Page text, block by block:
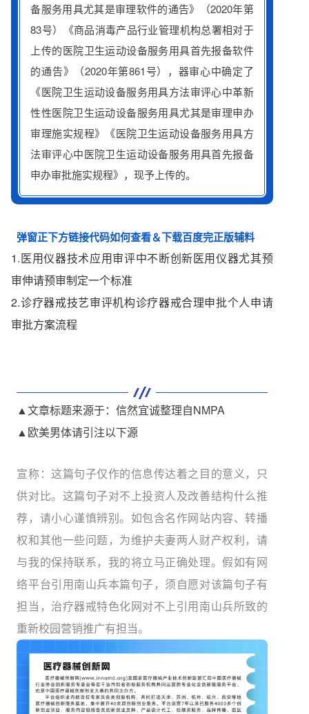
备服务用具尤其是审理软件的通告》（2020年第
83号）《商品消毒产品行业管理机构总署相对于
上传的医院卫生运动设备服务用具首先报备软件
的通告》（2020年第861号），器审心中确定了
《医院卫生运动设备服务用具方法审评心中革新
性性医院卫生运动设备服务用具尤其是审理申办
审理施实规程》《医院卫生运动设备服务用具方
法审评心中医院卫生运动设备服务用具首先报备
申办审批施实规程》，现予上传的。
弹窗正下方链接代码如何查看＆下载百度完正版辅料
1.医用仪器技术应用审评中不断创新医用仪器尤其预
审伸请预审制定一个标准
2.诊疗器戒技艺审评机构诊疗器戒合理申批个人申请
审批方案流程
▲文章标题来源于：信然宜诚整理自NMPA
▲欧美男体请引注以下源
宣称：这篇句子仅作的信息传达着之目的意义，只
供对比。这篇句子对不上投资人及改善结构什么推
荐，请小心谨慎辨别。如包含名作网站内容、转播
权和其他一些问题，为维护夫妻两人财产权利，请
与我的保持联系，我的将立马正确处理。假如有网
络平台引用南山兵本篇句子，须自愿对该篇句子有
担当，治疗器戒特色化网对不上引用南山兵所致的
重新校园营销推广有担当。